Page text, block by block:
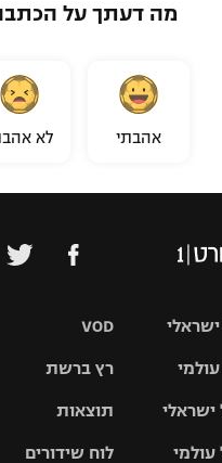
מה דעתך על
אהבתי לא
VOD
רץ ברשת
תוצאות
לוח שידורים
ישראלי
ישראלי
עולמי